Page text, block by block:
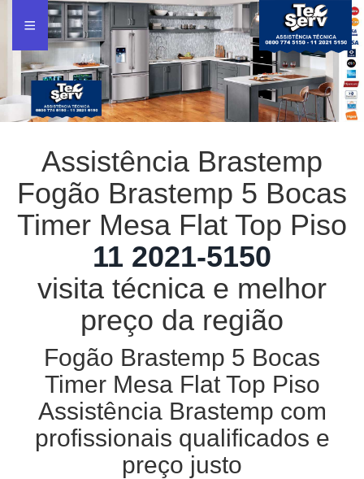
Assistência Brastemp
Fogão Brastemp 5 Bocas
Timer Mesa Flat Top Piso
11 2021-5150
visita técnica e melhor
preço da região
Fogão Brastemp 5 Bocas
Timer Mesa Flat Top Piso
Assistência Brastemp com
profissionais qualificados e
preço justo